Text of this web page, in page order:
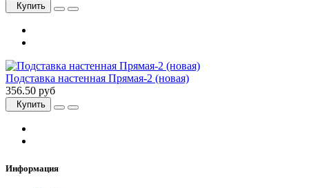
Купить
Подставка настенная Прямая-2 (новая)
356.50 руб
Купить
Информация